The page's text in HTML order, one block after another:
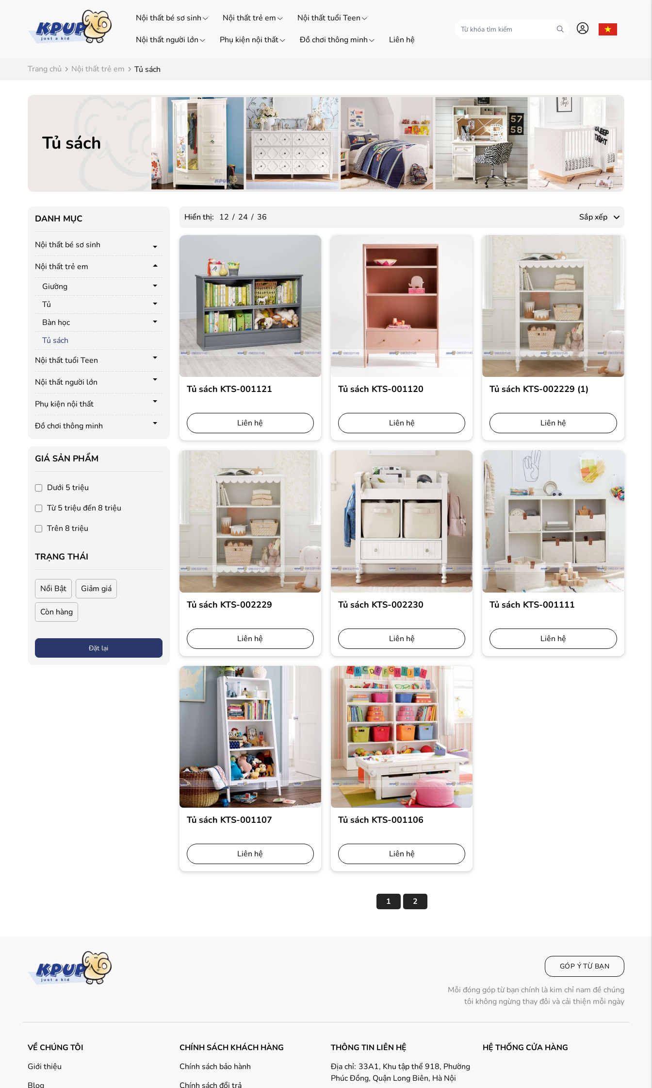
Nội thất bé sơ sinh Nội thất trẻ em Nội thất tuổi Teen
Nội thất người lớn Phụ kiện nội thất Đồ chơi thông minh Liên hệ
Trang chủ Nội thất trẻ em Tủ sách
Tủ sách
DANH MỤC
Nội thất bé sơ sinh
Nội thất trẻ em
Giường
Tủ
Bàn học
Tủ sách
Nội thất tuổi Teen
Nội thất người lớn
Phụ kiện nội thất
Đồ chơi thông minh
GIÁ SẢN PHẨM
Dưới 5 triệu
Từ 5 triệu đến 8 triệu
Trên 8 triệu
TRẠNG THÁI
Nổi Bật Giảm giá
Còn hàng
Đặt lại
Hiển thị: 12 / 24 / 36 Sắp xếp
Tủ sách KTS-001121
Liên hệ
Tủ sách KTS-001120
Liên hệ
Tủ sách KTS-002229 (1)
Liên hệ
Tủ sách KTS-002229
Liên hệ
Tủ sách KTS-002230
Liên hệ
Tủ sách KTS-001111
Liên hệ
Tủ sách KTS-001107
Liên hệ
Tủ sách KTS-001106
Liên hệ
1 2
GÓP Ý TỪ BẠN
Mỗi đóng góp từ bạn chính là kim chỉ nam đề chúng
tôi không ngừng thay đôi và cải thiện mỗi ngày
VỀ CHÚNG TÔI
Giới thiệu
Blog
CHÍNH SÁCH KHÁCH HÀNG
Chính sách bảo hành
Chính sách đổi trả
THÔNG TIN LIÊN HỆ
Địa chỉ: 33A1, Khu tập thể 918, Phường
Phúc Đồng, Quận Long Biên, Hà Nội
HỆ THỐNG CỬA HÀNG